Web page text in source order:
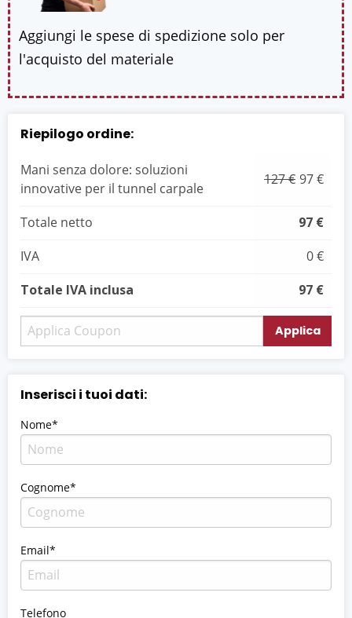
Inserisci i tuoi dati:
Nome*
Cognome*
Email*
Telefono
Aggiungi le spese di spedizione solo per
l'acquisto del materiale
Riepilogo ordine:
Mani senza dolore: soluzioni
innovative per il tunnel carpale
127 € 97 €
Totale netto
97 €
IVA
0 €
Totale IVA inclusa
97 €
Applica